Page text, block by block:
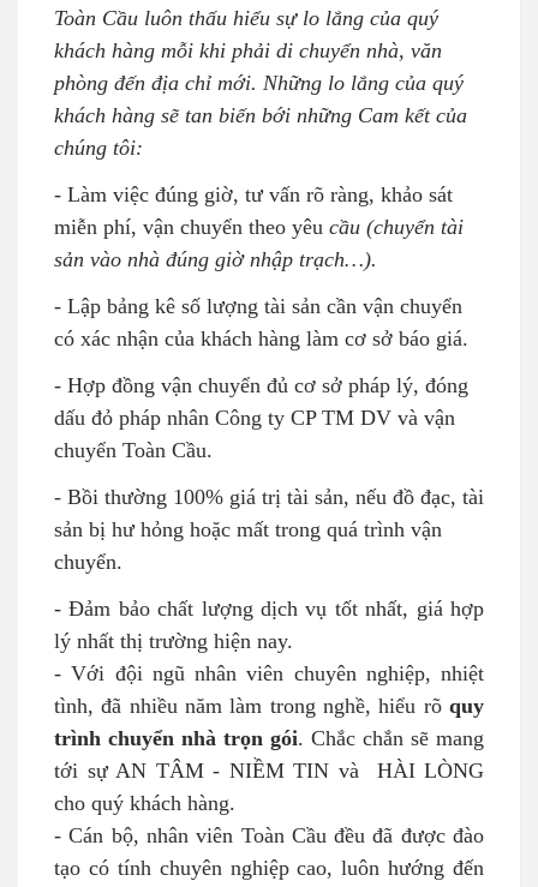
Toàn Cầu luôn thấu hiểu sự lo lắng của quý
khách hàng mỗi khi phải di chuyển nhà, văn
phòng đến địa chỉ mới. Những lo lắng của quý
khách hàng sẽ tan biến bới những Cam kết của
chúng tôi:
- Làm việc đúng giờ, tư vấn rõ ràng, khảo sát
miễn phí, vận chuyển theo yêu cầu (chuyển tài
sản vào nhà đúng giờ nhập trạch…).
- Lập bảng kê số lượng tài sản cần vận chuyển
có xác nhận của khách hàng làm cơ sở báo giá.
- Hợp đồng vận chuyển đủ cơ sở pháp lý, đóng
dấu đỏ pháp nhân Công ty CP TM DV và vận
chuyển Toàn Cầu.
- Bồi thường 100% giá trị tài sản, nếu đồ đạc, tài
sản bị hư hỏng hoặc mất trong quá trình vận
chuyển.
- Đảm bảo chất lượng dịch vụ tốt nhất, giá hợp
lý nhất thị trường hiện nay.
- Với đội ngũ nhân viên chuyên nghiệp, nhiệt
tình, đã nhiều năm làm trong nghề, hiểu rõ quy
trình chuyển nhà trọn gói. Chắc chắn sẽ mang
tới sự AN TÂM - NIỀM TIN và HÀI LÒNG
cho quý khách hàng.
- Cán bộ, nhân viên Toàn Cầu đều đã được đào
tạo có tính chuyên nghiệp cao, luôn hướng đến